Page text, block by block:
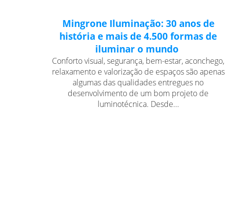
Mingrone Iluminação: 30 anos de
história e mais de 4.500 formas de
iluminar o mundo
Conforto visual, segurança, bem-estar, aconchego,
relaxamento e valorização de espaços são apenas
algumas das qualidades entregues no
desenvolvimento de um bom projeto de
luminotécnica. Desde...